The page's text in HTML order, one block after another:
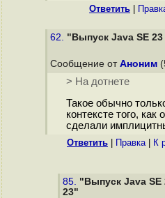
Ответить
62. "Выпуск Java SE
Сообщение от Аноним
> На дотнете
Такое обычно
контексте того,
сделали
Ответить Правка| К
85. "Выпуск Java SE
23"